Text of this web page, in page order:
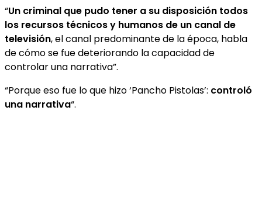
“Un criminal que pudo tener a su disposición todos
los recursos técnicos y humanos de un canal de
televisión, el canal predominante de la época, habla
de cómo se fue deteriorando la capacidad de
controlar una narrativa”.
“Porque eso fue lo que hizo ‘Pancho Pistolas’: controló
una narrativa“.